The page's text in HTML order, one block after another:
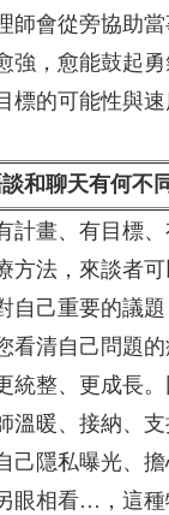
師會從旁協助當
強，愈能鼓起
標的可能性與速
和聊天有何不
計畫、有目標
方法，來談者
自己重要的議
看清自己問題
統整、更成長
溫暖、接納、
己隱私曝光、
眼相看…，這種